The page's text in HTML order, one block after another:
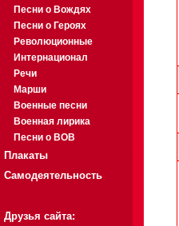
Песни о Вождях
Песни о Героях
Революционные
Интернационал
Речи
Марши
Военные песни
Военная лирика
Песни о ВОВ
Плакаты
Самодеятельность
Друзья сайта: